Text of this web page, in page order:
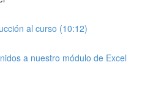
al curso (10:12)
a nuestro módulo de Excel